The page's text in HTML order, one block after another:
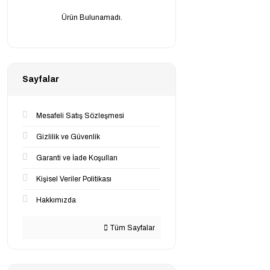
Ürün Bulunamadı.
Sayfalar
Mesafeli Satış Sözleşmesi
Gizlilik ve Güvenlik
Garanti ve İade Koşulları
Kişisel Veriler Politikası
Hakkımızda
Tüm Sayfalar